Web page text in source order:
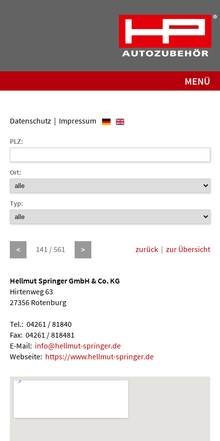
MENÜ
Datenschutz | Impressum
PLZ:
Ort:
Typ:
< 141 / 561 > zurück | zur Übersicht
Hellmut Springer GmbH & Co. KG
Hirtenweg 63
27356 Rotenburg
Tel.: 04261 / 81840
Fax: 04261 / 818481
E-Mail: info@hellmut-springer.de
Webseite: https://www.hellmut-springer.de